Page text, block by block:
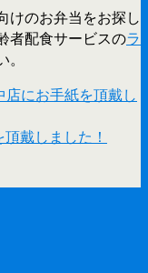
けのお弁当をお探し
者配食サービスのラ
にお手紙を頂戴し
戴しました！